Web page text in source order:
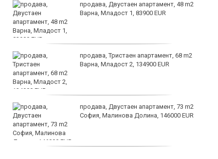
продава, Двустаен апартамент, 48 m2
Варна, Младост 1, 83900 EUR
продава, Тристаен апартамент, 68 m2
Варна, Младост 2, 134900 EUR
продава, Двустаен апартамент, 73 m2
София, Малинова Долина, 146000 EUR